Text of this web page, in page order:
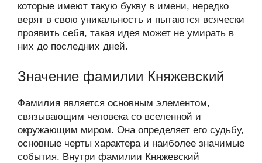
которые имеют такую букву в имени, нередко
верят в свою уникальность и пытаются всячески
проявить себя, такая идея может не умирать в
них до последних дней.
Значение фамилии Княжевский
Фамилия является основным элементом,
связывающим человека со вселенной и
окружающим миром. Она определяет его судьбу,
основные черты характера и наиболее значимые
события. Внутри фамилии Княжевский